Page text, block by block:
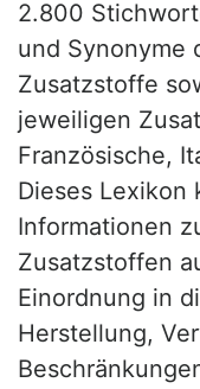
2.800
und Synonyme
Zusatzstoffe
jeweiligen
Französische,
Dieses
Informationen
Zusatzstoffen
Einordnung in
Herstellung,